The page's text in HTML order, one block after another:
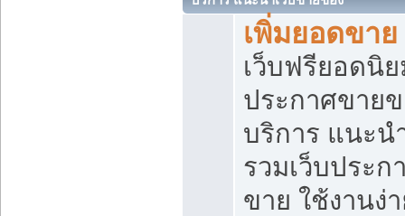
เพิ่มยอดขา
เว็บฟรียอดนิ
ประกาศขาย
บริการ แนะน
รวมเว็บประก
ขาย ใช้งานง่